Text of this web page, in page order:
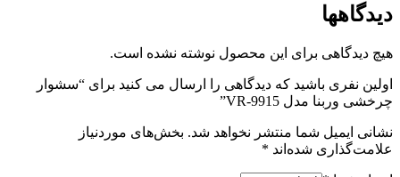
دیدگاهها
هیچ دیدگاهی برای این محصول نوشته نشده است.
اولین نفری باشید که دیدگاهی را ارسال می کنید برای “سشوار
چرخشی وربنا مدل VR-9915”
نشانی ایمیل شما منتشر نخواهد شد. بخش‌های موردنیاز
علامت‌گذاری شده‌اند *